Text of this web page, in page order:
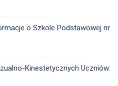
o Szkole Podstawowej nr
Kinestetycznych Uczniów: